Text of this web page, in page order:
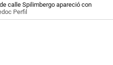
calle Spilimbergo apareció con
Perfil